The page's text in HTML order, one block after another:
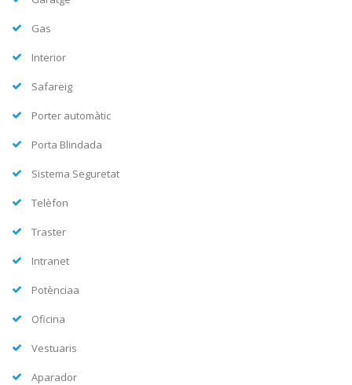
Gas
Interior
Safareig
Porter automàtic
Porta Blindada
Sistema Seguretat
Telèfon
Traster
Intranet
Potènciaa
Oficina
Vestuaris
Aparador